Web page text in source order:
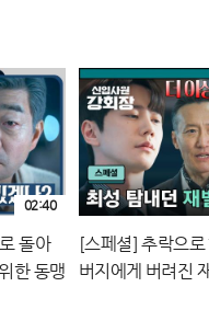
돌아
한 동맹
02:40
[스페셜] 추락으
버지에게 버려진